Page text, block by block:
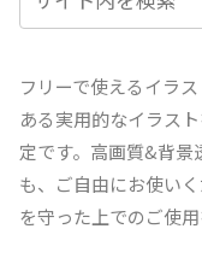
フリーで使えるイラ
ある実用的なイラス
定です。高画質&背
も、ご自由にお使い
を守った上でのご使用